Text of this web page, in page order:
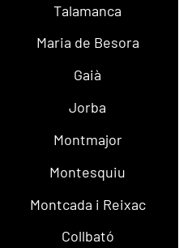
Talamanca
Maria de Besora
Gaià
Jorba
Montmajor
Montesquiu
Montcada i Reixac
Collbató